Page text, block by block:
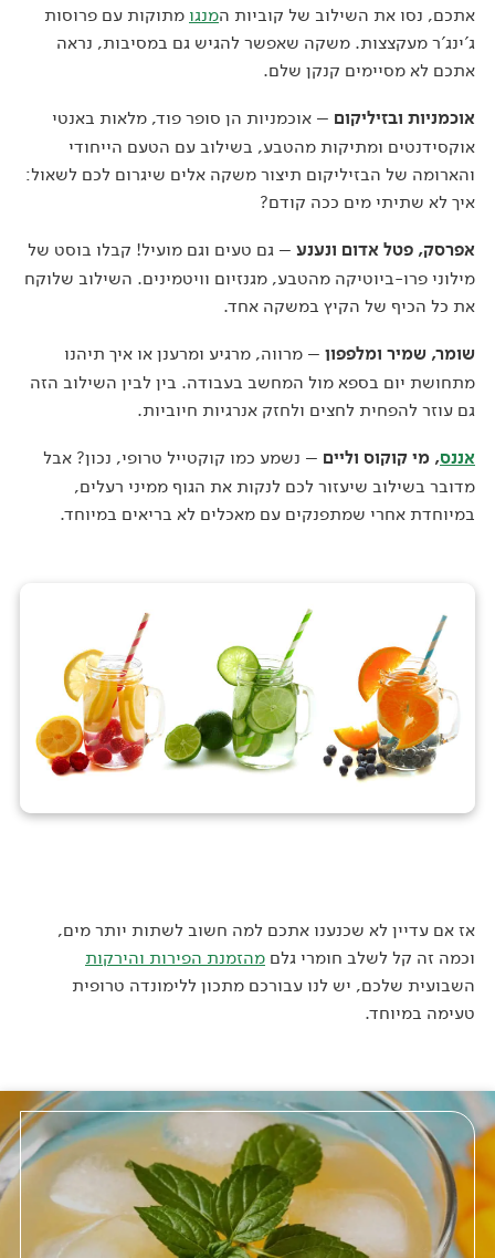
אתכם, נסו את השילוב של קוביות המנגומתוקות עם פרוסות
ג'ינג'ר מעקצצות. משקה שאפשר להגיש גם במסיבות, נראה
אתכם לא מסיימים קנקן שלם.
אוכמניות ובזיליקום– אוכמניות הן סופר פוד, מלאות באנטי
אוקסידנטים ומתיקות מהטבע, בשילוב עם הטעם הייחודי
והארומה של הבזיליקום תיצור משקה אלים שיגרום לכם לשאול:
איך לא שתיתי מים ככה קודם?
אפרסק, פטל אדום ונענע– גם טעים וגם מועיל! קבלו בוסט של
מילוני פרו-ביוטיקה מהטבע, מגנזיום וויטמינים. השילוב שלוקח
את כל הכיף של הקיץ במשקה אחד.
שומר, שמיר ומלפפון– מרווה, מרגיע ומרענן או איך תיהנו
מתחושת יום בספא מול המחשב בעבודה. בין לבין השילוב הזה
גם עוזר להפחית לחצים ולחזק אנרגיות חיוביות.
אננס, מי קוקוס וליים– נשמע כמו קוקטייל טרופי, נכון? אבל
מדובר בשילוב שיעזור לכם לנקות את הגוף ממיני רעלים,
במיוחדת אחרי שמתפנקים עם מאכלים לא בריאים במיוחד.
אז אם עדיין לא שכנענו אתכם למה חשוב לשתות יותר מים,
וכמה זה קל לשלב חומרי גלם מהזמנת הפירות והירקות
השבועית שלכם, יש לנו עבורכם מתכון ללימונדה טרופית
טעימה במיוחד.